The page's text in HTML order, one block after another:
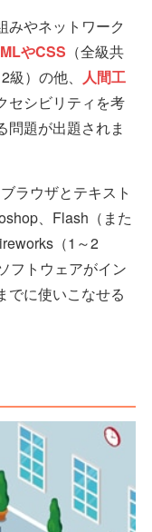
みやネットワーク
やCSS （全級共
2級）の他、 人間工
セシビリティを考
問題が出題されま
ラウザとテキスト
、Flash（また
（1～2
フトウェアがイン
でに使いこなせる